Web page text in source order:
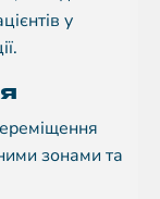
у
зонами та